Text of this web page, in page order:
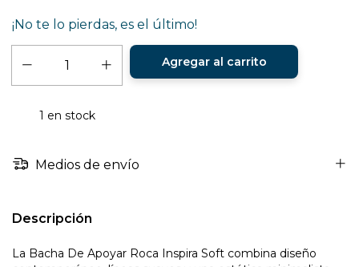
¡No te lo pierdas, es el último!
1 en stock
Medios de envío
Descripción
La Bacha De Apoyar Roca Inspira Soft combina diseño